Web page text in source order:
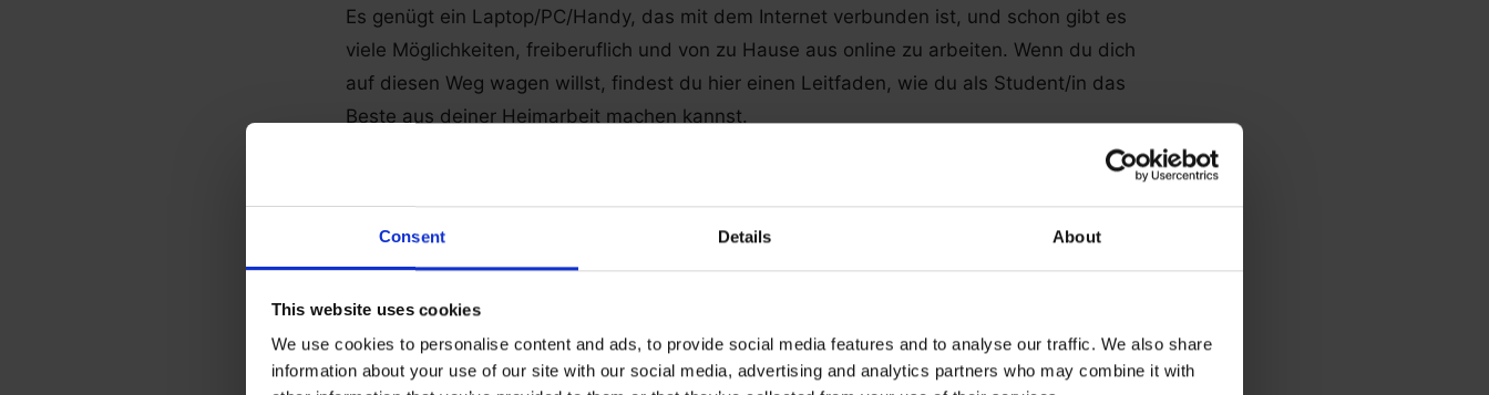
Consent Details About
This website uses cookies
We use cookies to personalise content and ads, to provide social media features and to analyse our traffic. We also share
information about your use of our site with our social media, advertising and analytics partners who may combine it with
Es genügt ein Laptop/PC/Handy, das mit dem Internet verbunden ist, und schon gibt es
viele Möglichkeiten, freiberuflich und von zu Hause aus online zu arbeiten. Wenn du dich
auf diesen Weg wagen willst, findest du hier einen Leitfaden, wie du als Student/in das
Beste aus deiner Heimarbeit machen kannst.
Möchtest du als Chat-Operator
arbeiten?
JETZT BEWERBEN